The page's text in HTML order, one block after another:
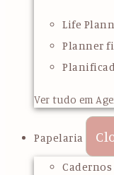
Life
Planner
Ver tudo em
Papelaria